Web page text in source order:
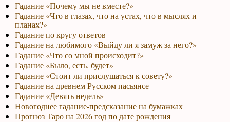
Гадание «Почему мы не вместе?»
Гадание «Что в глазах, что на устах, что в мыслях и
планах?»
Гадание по кругу ответов
Гадание на любимого «Выйду ли я замуж за него?»
Гадание «Что со мной происходит?»
Гадание «Было, есть, будет»
Гадание «Стоит ли прислушаться к совету?»
Гадание на древнем Русском пасьянсе
Гадание «Девять недель»
Новогоднее гадание-предсказание на бумажках
Прогноз Таро на 2026 год по дате рождения